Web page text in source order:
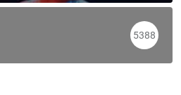
5388